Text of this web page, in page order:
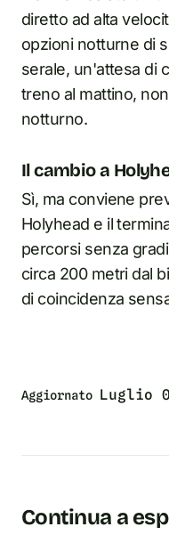
diretto ad alta
opzioni notturne di
serale, un'attesa di
treno al mattino,
notturno.
Il cambio a
Sì, ma conviene
Holyhead e il
percorsi senza
circa 200 metri dal
di coincidenza
Aggiornato Luglio
Continua a